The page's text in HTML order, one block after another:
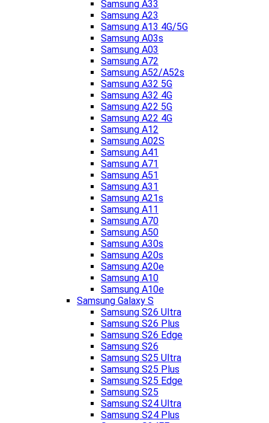
Samsung A33
Samsung A23
Samsung A13 4G/5G
Samsung A03s
Samsung A03
Samsung A72
Samsung A52/A52s
Samsung A32 5G
Samsung A32 4G
Samsung A22 5G
Samsung A22 4G
Samsung A12
Samsung A02S
Samsung A41
Samsung A71
Samsung A51
Samsung A31
Samsung A21s
Samsung A11
Samsung A70
Samsung A50
Samsung A30s
Samsung A20s
Samsung A20e
Samsung A10
Samsung A10e
Samsung Galaxy S
Samsung S26 Ultra
Samsung S26 Plus
Samsung S26 Edge
Samsung S26
Samsung S25 Ultra
Samsung S25 Plus
Samsung S25 Edge
Samsung S25
Samsung S24 Ultra
Samsung S24 Plus